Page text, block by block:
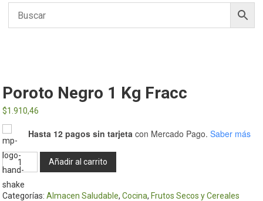
Poroto Negro 1 Kg Fracc
$1.910,46
Hasta 12 pagos sin tarjeta con Mercado Pago. Saber más
Poroto
negro
1
Añadir al carrito
Categorías:Almacen Saludable,Cocina, Frutos Secos y Cereales